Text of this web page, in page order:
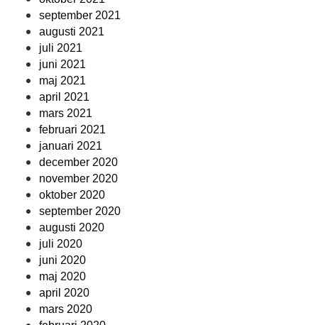
september 2021
augusti 2021
juli 2021
juni 2021
maj 2021
april 2021
mars 2021
februari 2021
januari 2021
december 2020
november 2020
oktober 2020
september 2020
augusti 2020
juli 2020
juni 2020
maj 2020
april 2020
mars 2020